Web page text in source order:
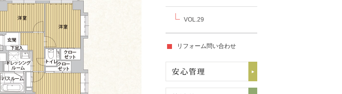
VOL.29
リフォーム問い合わせ